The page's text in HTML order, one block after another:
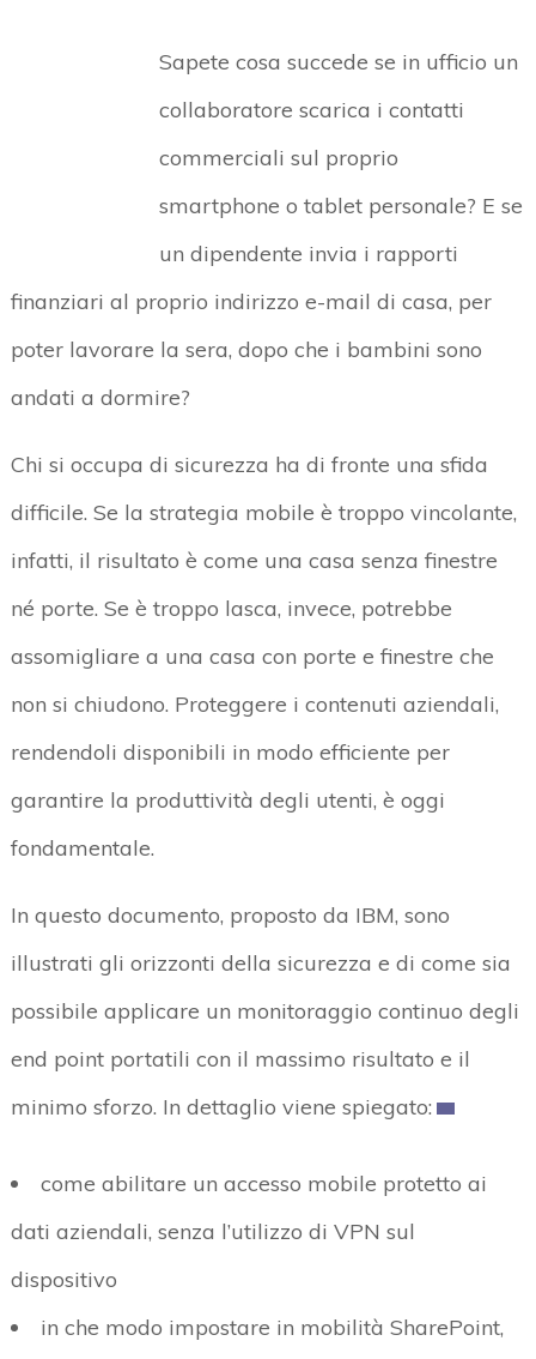
Sapete cosa succede se in ufficio un
collaboratore scarica i contatti
commerciali sul proprio
smartphone o tablet personale? E se
un dipendente invia i rapporti
finanziari al proprio indirizzo e-mail di casa, per
poter lavorare la sera, dopo che i bambini sono
andati a dormire?
Chi si occupa di sicurezza ha di fronte una sfida
difficile. Se la strategia mobile è troppo vincolante,
infatti, il risultato è come una casa senza finestre
né porte. Se è troppo lasca, invece, potrebbe
assomigliare a una casa con porte e finestre che
non si chiudono. Proteggere i contenuti aziendali,
rendendoli disponibili in modo efficiente per
garantire la produttività degli utenti, è oggi
fondamentale.
In questo documento, proposto da IBM, sono
illustrati gli orizzonti della sicurezza e di come sia
possibile applicare un monitoraggio continuo degli
end point portatili con il massimo risultato e il
minimo sforzo. In dettaglio viene spiegato:
come abilitare un accesso mobile protetto ai
dati aziendali, senza l’utilizzo di VPN sul
dispositivo
in che modo impostare in mobilità SharePoint,